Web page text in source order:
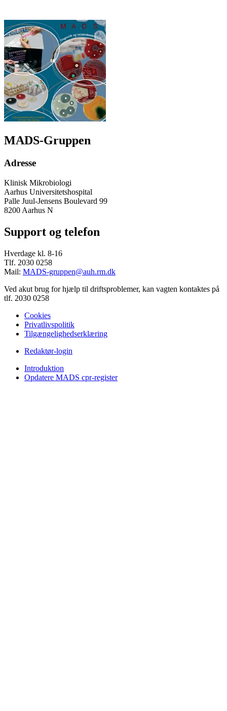
MADS-Gruppen
Adresse
Klinisk Mikrobiologi
Aarhus Universitetshospital
Palle Juul-Jensens Boulevard 99
8200 Aarhus N
Support og telefon
Hverdage kl. 8-16
Tlf. 2030 0258
Mail: MADS-gruppen@auh.rm.dk
Ved akut brug for hjælp til driftsproblemer, kan vagten kontaktes på
tlf. 2030 0258
Cookies
Privatlivspolitik
Tilgængelighedserklæring
Redaktør-login
Introduktion
Opdatere MADS cpr-register